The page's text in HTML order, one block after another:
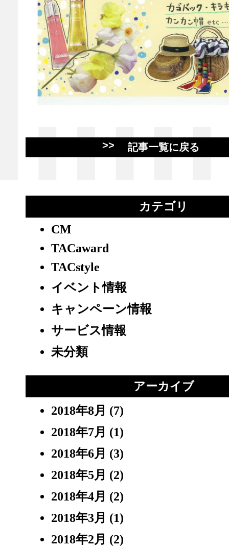
記事一覧に戻る
カテゴリ
CM
TACaward
TACstyle
イベント情報
キャンペーン情報
サービス情報
未分類
アーカイブ
2018年8月 (7)
2018年7月 (1)
2018年6月 (3)
2018年5月 (2)
2018年4月 (2)
2018年3月 (1)
2018年2月 (2)